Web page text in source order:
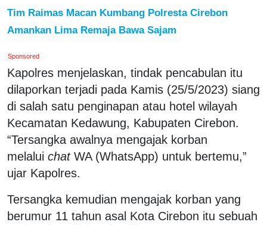
Tim Raimas Macan Kumbang Polresta Cirebon
Amankan Lima Remaja Bawa Sajam
Sponsored
Kapolres menjelaskan, tindak pencabulan itu
dilaporkan terjadi pada Kamis (25/5/2023) siang
di salah satu penginapan atau hotel wilayah
Kecamatan Kedawung, Kabupaten Cirebon.
“Tersangka awalnya mengajak korban
melalui chat WA (WhatsApp) untuk bertemu,”
ujar Kapolres.
Tersangka kemudian mengajak korban yang
berumur 11 tahun asal Kota Cirebon itu sebuah